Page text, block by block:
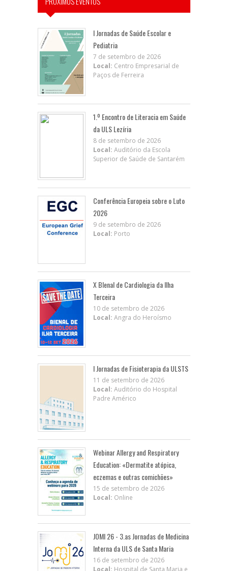
I Jornadas de Saúde Escolar e
Pediatria
7 de setembro de 2026
Local: Centro Empresarial de
Paços de Ferreira
1.º Encontro de Literacia em Saúde
da ULS Lezíria
8 de setembro de 2026
Local: Auditório da Escola
Superior de Saúde de Santarém
Conferência Europeia sobre o Luto
2026
9 de setembro de 2026
Local: Porto
X BIenal de Cardiologia da Ilha
Terceira
10 de setembro de 2026
Local: Angra do Heroísmo
I Jornadas de Fisioterapia da ULSTS
11 de setembro de 2026
Local: Auditório do Hospital
Padre Américo
Webinar Allergy and Respiratory
Education: «Dermatite atópica,
eczemas e outras comichões»
15 de setembro de 2026
Local: Online
JOMI 26 - 3.as Jornadas de Medicina
Interna da ULS de Santa Maria
16 de setembro de 2026
Local: Hospital de Santa Maria e